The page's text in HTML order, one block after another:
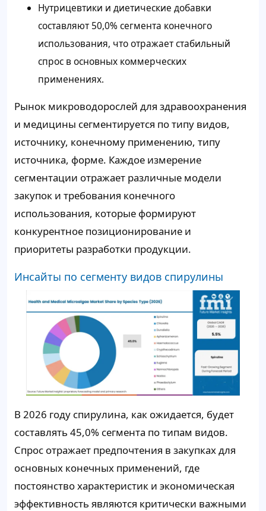
Нутрицевтики и диетические добавки
составляют 50,0% сегмента конечного
использования, что отражает стабильный
спрос в основных коммерческих
применениях.
Рынок микроводорослей для здравоохранения
и медицины сегментируется по типу видов,
источнику, конечному применению, типу
источника, форме. Каждое измерение
сегментации отражает различные модели
закупок и требования конечного
использования, которые формируют
конкурентное позиционирование и
приоритеты разработки продукции.
Инсайты по сегменту видов спирулины
В 2026 году спирулина, как ожидается, будет
составлять 45,0% сегмента по типам видов.
Спрос отражает предпочтения в закупках для
основных конечных применений, где
постоянство характеристик и экономическая
эффективность являются критически важными